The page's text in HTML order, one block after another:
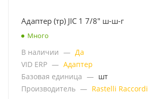
Адаптер (тр) JIC 1 7/8" ш-ш-г
Много
В наличии — Да
VID ERP — Адаптер
Базовая единица — шт
Производитель — Rastelli Raccordi